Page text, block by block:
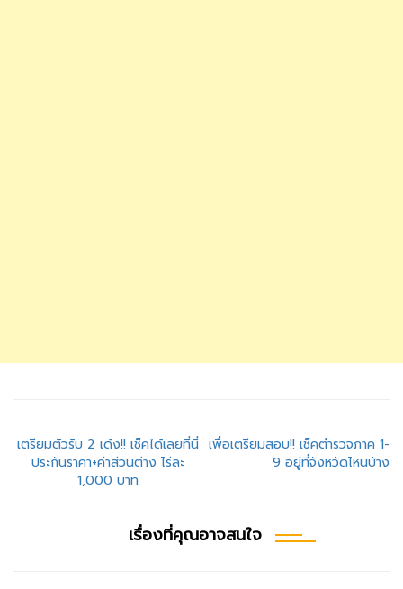
แนะแนว
เรื่อง
เตรียมตัวรับ 2 เด้ง!! เช็คได้เลยที่นี่
ประกันราคา+ค่าส่วนต่าง ไร่ละ
1,000 บาท
เพื่อเตรียมสอบ!! เช็คตำรวจภาค 1-
9 อยู่ที่จังหวัดไหนบ้าง
เรื่องที่คุณอาจสนใจ